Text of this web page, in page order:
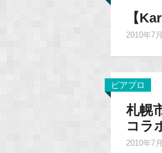
【
2010年7
ピアプロ
札幌
コラ
2010年7